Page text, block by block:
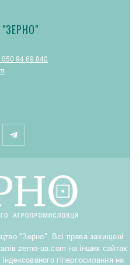
050 94 69 840
"Зерно". Всі права захищені
zerno-ua.com на інших сайтах
гіперпосилання на